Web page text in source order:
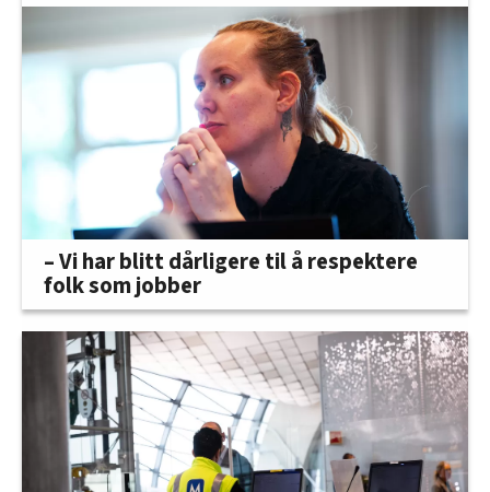
– Vi har blitt dårligere til å respektere
folk som jobber